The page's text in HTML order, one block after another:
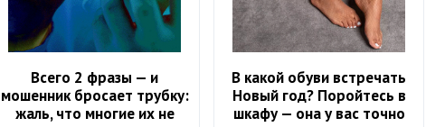
Всего 2 фразы — и
мошенник бросает трубку:
жаль, что многие их не
В какой обуви встречать
Новый год? Поройтесь в
шкафу — она у вас точно